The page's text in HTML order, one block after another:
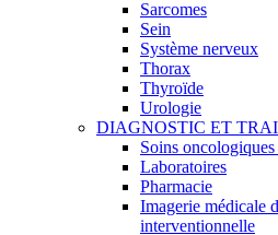
Sarcomes
Sein
Système nerveux
Thorax
Thyroïde
Urologie
DIAGNOSTIC ET
Soins
Laboratoires
Pharmacie
Imagerie médicale
interventionnelle